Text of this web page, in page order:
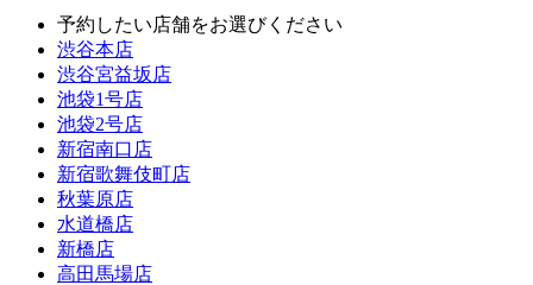
予約したい店舗をお選びください
渋谷本店
渋谷宮益坂店
池袋1号店
池袋2号店
新宿南口店
新宿歌舞伎町店
秋葉原店
水道橋店
新橋店
高田馬場店